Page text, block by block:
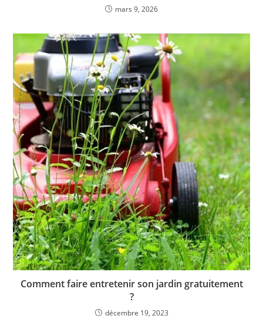
mars 9, 2026
Comment faire entretenir son jardin gratuitement
?
décembre 19, 2023